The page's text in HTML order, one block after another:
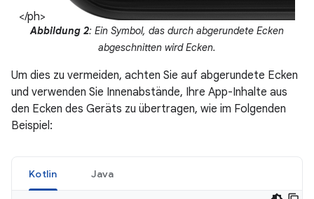
</ph>
Abbildung 2: Ein Symbol, das durch abgerundete Ecken
abgeschnitten wird Ecken.
Um dies zu vermeiden, achten Sie auf abgerundete Ecken
und verwenden Sie Innenabstände, Ihre App-Inhalte aus
den Ecken des Geräts zu übertragen, wie im Folgenden
Beispiel:
Kotlin Java